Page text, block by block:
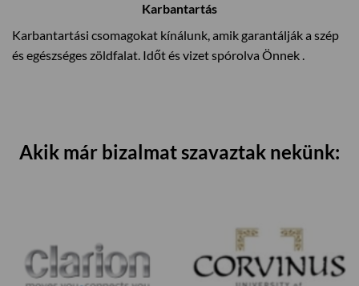
Karbantartás
Karbantartási csomagokat kínálunk, amik garantálják a szép
és egészséges zöldfalat. Időt és vizet spórolva Önnek .
Akik már bizalmat szavaztak nekünk: